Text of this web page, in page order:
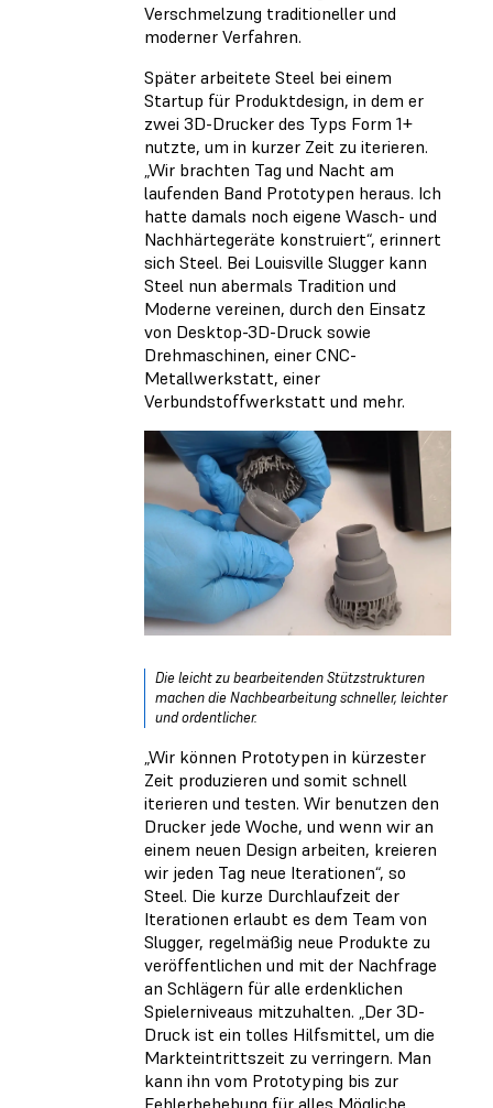
Verschmelzung traditioneller und
moderner Verfahren.
Später arbeitete Steel bei einem
Startup für Produktdesign, in dem er
zwei 3D-Drucker des Typs Form 1+
nutzte, um in kurzer Zeit zu iterieren.
„Wir brachten Tag und Nacht am
laufenden Band Prototypen heraus. Ich
hatte damals noch eigene Wasch- und
Nachhärtegeräte konstruiert“, erinnert
sich Steel. Bei Louisville Slugger kann
Steel nun abermals Tradition und
Moderne vereinen, durch den Einsatz
von Desktop-3D-Druck sowie
Drehmaschinen, einer CNC-
Metallwerkstatt, einer
Verbundstoffwerkstatt und mehr.
Die leicht zu bearbeitenden Stützstrukturen
machen die Nachbearbeitung schneller, leichter
und ordentlicher.
„Wir können Prototypen in kürzester
Zeit produzieren und somit schnell
iterieren und testen. Wir benutzen den
Drucker jede Woche, und wenn wir an
einem neuen Design arbeiten, kreieren
wir jeden Tag neue Iterationen“, so
Steel. Die kurze Durchlaufzeit der
Iterationen erlaubt es dem Team von
Slugger, regelmäßig neue Produkte zu
veröffentlichen und mit der Nachfrage
an Schlägern für alle erdenklichen
Spielerniveaus mitzuhalten. „Der 3D-
Druck ist ein tolles Hilfsmittel, um die
Markteintrittszeit zu verringern. Man
kann ihn vom Prototyping bis zur